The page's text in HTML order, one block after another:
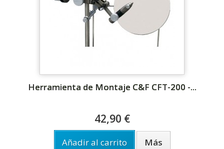
Herramienta de Montaje C&F CFT-200 -...
42,90 €
Añadir al carrito Más